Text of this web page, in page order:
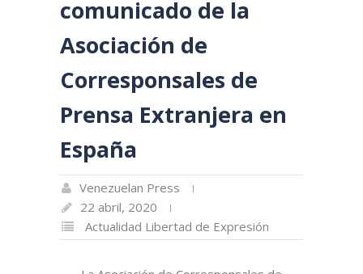
comunicado de la
Asociación de
Corresponsales de
Prensa Extranjera en
España
Venezuelan Press
22 abril, 2020
Actualidad Libertad de Expresión